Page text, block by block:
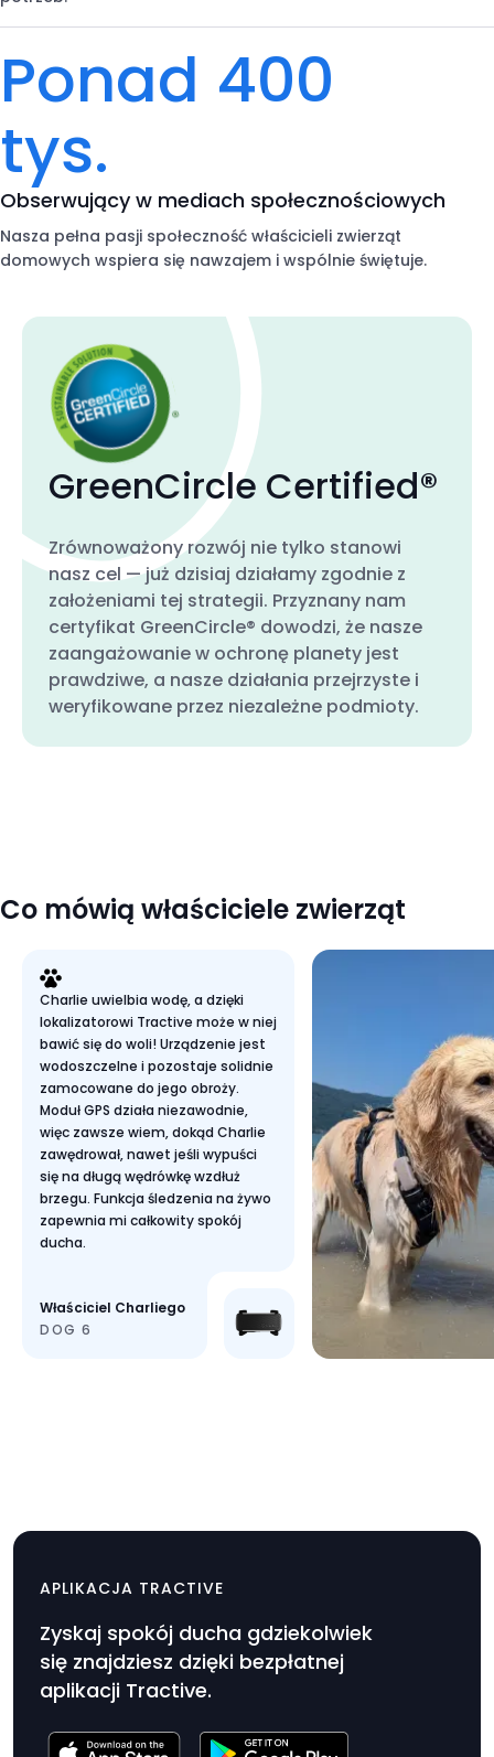
Ponad 400
tys.
Obserwujący w mediach społecznościowych
Nasza pełna pasji społeczność właścicieli zwierząt
domowych wspiera się nawzajem i wspólnie świętuje.
GreenCircle Certified®
Zrównoważony rozwój nie tylko stanowi
nasz cel — już dzisiaj działamy zgodnie z
założeniami tej strategii. Przyznany nam
certyfikat GreenCircle® dowodzi, że nasze
zaangażowanie w ochronę planety jest
prawdziwe, a nasze działania przejrzyste i
weryfikowane przez niezależne podmioty.
Co mówią właściciele zwierząt
Charlie uwielbia wodę, a dzięki
lokalizatorowi Tractive może w niej
bawić się do woli! Urządzenie jest
wodoszczelne i pozostaje solidnie
zamocowane do jego obroży.
Moduł GPS działa niezawodnie,
więc zawsze wiem, dokąd Charlie
zawędrował, nawet jeśli wypuści
się na długą wędrówkę wzdłuż
brzegu. Funkcja śledzenia na żywo
zapewnia mi całkowity spokój
ducha.
Właściciel Charliego
DOG 6
APLIKACJA TRACTIVE
Zyskaj spokój ducha gdziekolwiek
się znajdziesz dzięki bezpłatnej
aplikacji Tractive.